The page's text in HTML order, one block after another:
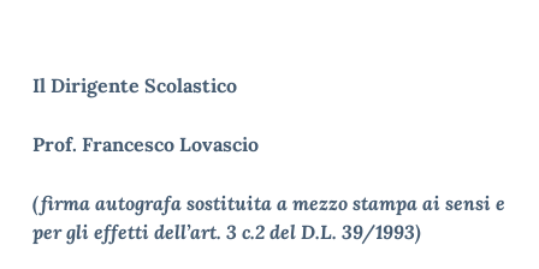
Il Dirigente Scolastico
Prof. Francesco Lovascio
(firma autografa sostituita a mezzo stampa ai sensi e
per gli effetti dell’art. 3 c.2 del D.L. 39/1993)